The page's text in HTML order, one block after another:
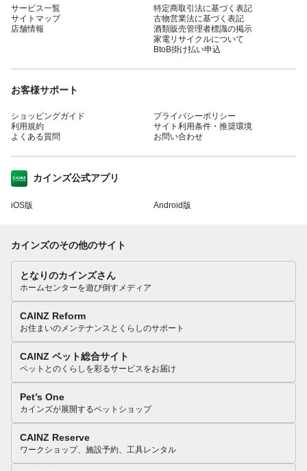
サービス一覧
サイトマップ
店舗情報
特定商取引法に基づく表記
古物営業法に基づく表記
酒類販売管理者標識の掲示
家電リサイクルについて
BtoB掛け払い申込
お客様サポート
ショッピングガイド
利用規約
よくある質問
プライバシーポリシー
サイト利用条件・推奨環境
お問い合わせ
カインズ公式アプリ
iOS版 Android版
カインズのその他のサイト
となりのカインズさん
ホームセンターを遊び倒すメディア
CAINZ Reform
お住まいのメンテナンスとくらしのサポート
CAINZ ペット総合サイト
ペットとのくらしを彩るサービスをお届け
Pet’s One
カインズが展開するペットショップ
CAINZ Reserve
ワークショップ、施設予約、工具レンタル